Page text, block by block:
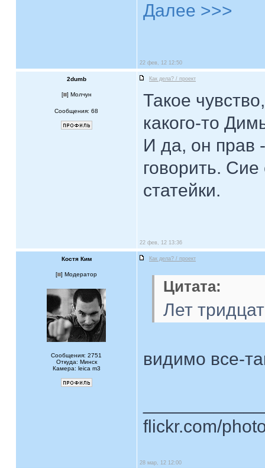
Далее >>>
22 фев, 12 12:50
2dumb Как дела? / проект
[ ] Молчун
Сообщения: 68
Такое
какого-то
И да, он прав
говорить.
статейки.
22 фев, 12 13:36
Костя Ким Как дела? / проект
[ ] Модератор
Сообщения: 2751
Откуда: Минск
Камера: leica m3
Цитата:
Лет
видимо все-
flickr.com/
28 мар, 12 12:00